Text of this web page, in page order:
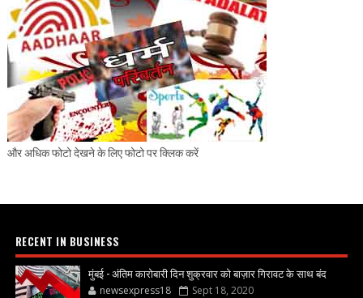
और अधिक फोटो देखने के लिए फोटो पर क्लिक करें
RECENT IN BUSINESS
मुंबई - अंतिम कारोबारी दिन शुक्रवार को बाज़ार गिरावट के साथ बंद
newsexpress18 Sept 18, 2020